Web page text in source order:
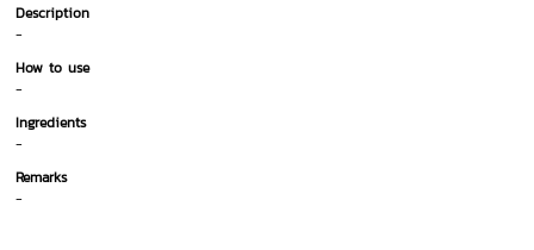
Description
-
How to use
-
Ingredients
-
Remarks
-